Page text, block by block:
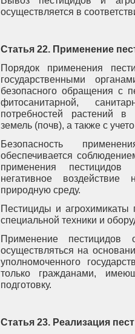
осуществляется в
Статья 22. Применение
Порядок применения
государственными
безопасного обращения с
фитосанитарной,
потребностей растений в
земель (почв), а также с
Безопасность
обеспечивается
применения
негативное
природную среду.
Пестициды и агрохимикаты
специальной техники и
Применение пестицидов
осуществляться на
уполномоченного
только гражданами,
подготовку.
Статья 23. Реализация